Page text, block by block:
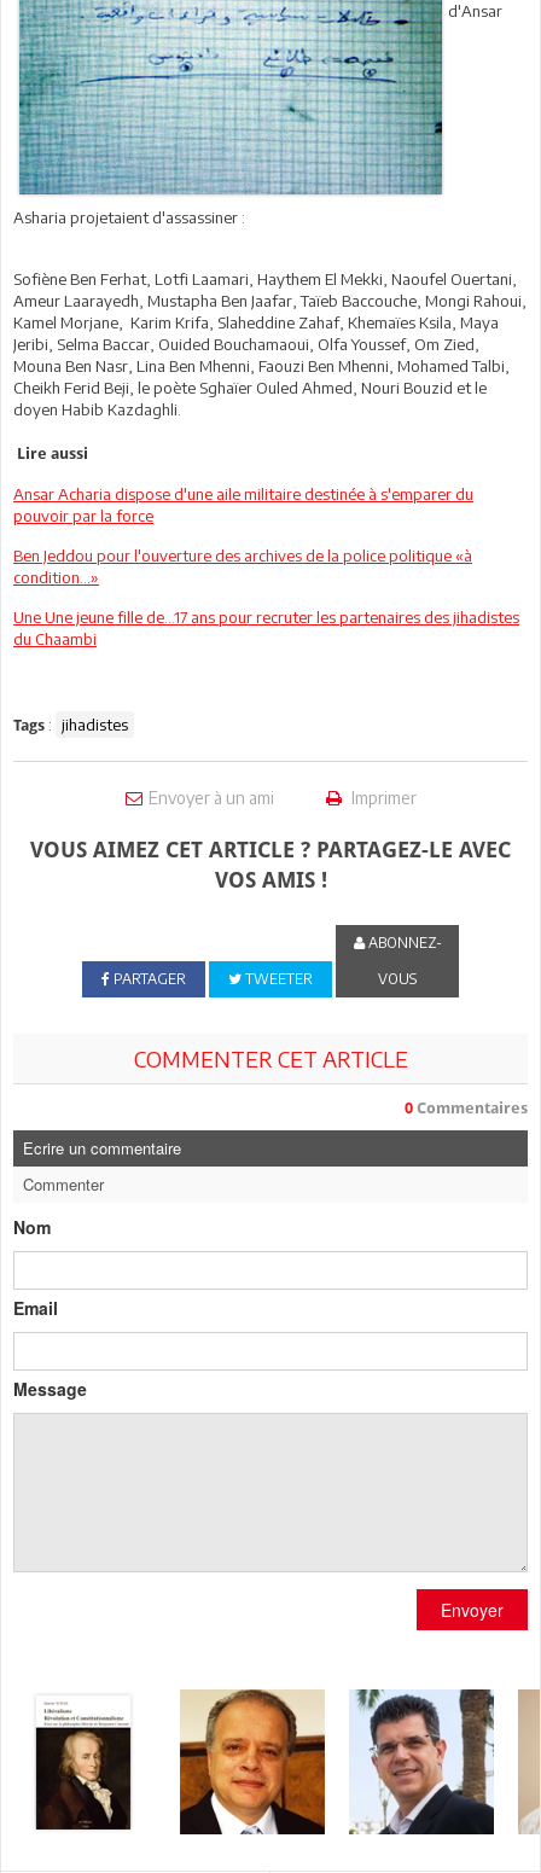
d'Ansar
Asharia projetaient d'assassiner :
Sofiène Ben Ferhat, Lotfi Laamari, Haythem El Mekki, Naoufel Ouertani,
Ameur Laarayedh, Mustapha Ben Jaafar, Taïeb Baccouche, Mongi Rahoui,
Kamel Morjane, Karim Krifa, Slaheddine Zahaf, Khemaïes Ksila, Maya
Jeribi, Selma Baccar, Ouided Bouchamaoui, Olfa Youssef, Om Zied,
Mouna Ben Nasr, Lina Ben Mhenni, Faouzi Ben Mhenni, Mohamed Talbi,
Cheikh Ferid Beji, le poète Sghaïer Ouled Ahmed, Nouri Bouzid et le
doyen Habib Kazdaghli.
Lire aussi
Ansar Acharia dispose d'une aile militaire destinée à s'emparer du
pouvoir par la force
Ben Jeddou pour l'ouverture des archives de la police politique «à
condition...»
Une Une jeune fille de...17 ans pour recruter les partenaires des jihadistes
du Chaambi
Tags : jihadistes
Envoyer à un ami Imprimer
VOUS AIMEZ CET ARTICLE ? PARTAGEZ-LE AVEC
VOS AMIS !
PARTAGER TWEETER
ABONNEZ-
VOUS
COMMENTER CET ARTICLE
0 Commentaires
Ecrire un commentaire
Commenter
Nom
Email
Message
Envoyer